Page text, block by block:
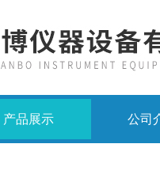
产品展示 公司